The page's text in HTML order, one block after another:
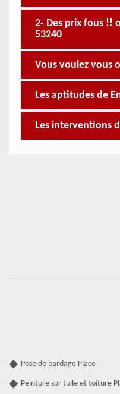
2- Des prix fous !!
53240
Vous voulez vous
Les aptitudes de
Les interventions
Pose de bardage Place
Peinture sur tuile et toiture